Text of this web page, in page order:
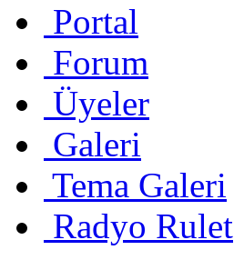
Portal
Forum
Üyeler
Galeri
Tema Galeri
Radyo Rulet